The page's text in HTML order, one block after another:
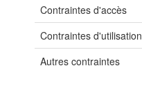
Contraintes d'accès
Contraintes d'utilisation
Autres contraintes